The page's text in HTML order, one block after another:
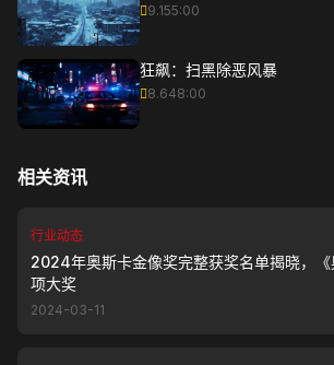
9.155:00
狂飙：扫黑除恶风暴
8.648:00
相关资讯
行业动态
2024年奥斯卡金像奖完整获奖名单揭晓，
项大奖
2024-03-11